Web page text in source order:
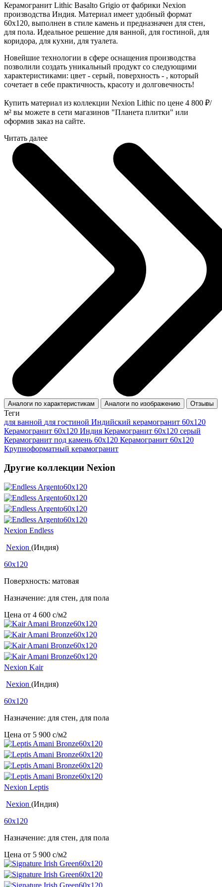
Керамогранит Lithic Basalto Grigio от фабрики Nexion
производства Индия. Материал имеет удобный формат
60x120, выполнен в стиле камень и предназначен для стен,
для пола. Идеальное решение для ванной, для гостиной, для
коридора, для кухни, для туалета.
Новейшие технологии в сфере оснащения производства
позволили создать уникальный продукт со следующими
характеристиками: цвет - серый, поверхность - , который
сочетает в себе практичность, красоту и долговечность!
Купить материал из коллекции Nexion Lithic по цене 4 800 ₽/
м² вы можете в сети магазинов "Планета плитки" или
оформив заказ на сайте.
Читать далее
Аналоги по характеристикам Аналоги по изображению Отзывы
Теги
для ванной для гостиной Индийский керамогранит 60x120
Керамогранит 60x120 Индия Керамогранит 60х120 серый
Керамогранит под камень 60x120 Керамогранит 60x120
Крупноформатный керамогранит
Другие коллекции Nexion
Nexion Endless
Nexion (Индия)
60x120
Поверхность: матовая
Назначение: для стен, для пола
Цена от 4 600 c/м2
Nexion Kair
Nexion (Индия)
60x120
Назначение: для стен, для пола
Цена от 5 900 c/м2
Nexion Leptis
Nexion (Индия)
60x120
Назначение: для стен, для пола
Цена от 5 900 c/м2